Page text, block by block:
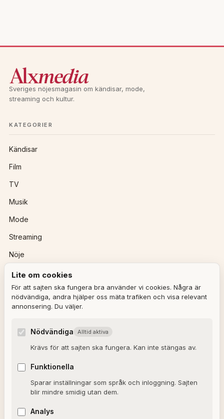
Sveriges nöjesmagasin om kändisar, mode,
streaming och kultur.
KATEGORIER
Kändisar
Film
TV
Musik
Mode
Streaming
Nöje
Ulla Granqvist
Lite om cookies
För att sajten ska fungera bra använder vi cookies. Några är
nödvändiga, andra hjälper oss mäta trafiken och visa relevant
annonsering. Du väljer.
Nödvändiga Alltid aktiva
Krävs för att sajten ska fungera. Kan inte stängas av.
Funktionella
Sparar inställningar som språk och inloggning. Sajten
blir mindre smidig utan dem.
Analys